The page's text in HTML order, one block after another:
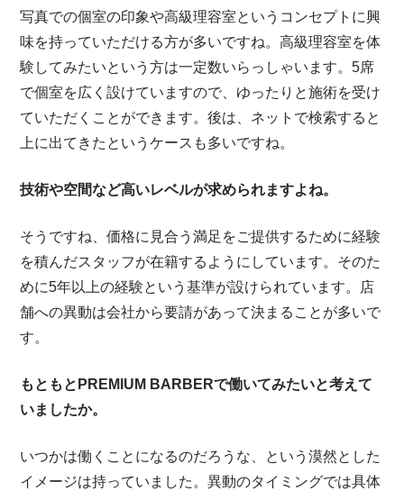
写真での個室の印象や高級理容室というコンセプトに興
味を持っていただける方が多いですね。高級理容室を体
験してみたいという方は一定数いらっしゃいます。5席
で個室を広く設けていますので、ゆったりと施術を受け
ていただくことができます。後は、ネットで検索すると
上に出てきたというケースも多いですね。
技術や空間など高いレベルが求められますよね。
そうですね、価格に見合う満足をご提供するために経験
を積んだスタッフが在籍するようにしています。そのた
めに5年以上の経験という基準が設けられています。店
舗への異動は会社から要請があって決まることが多いで
す。
もともとPREMIUM BARBERで働いてみたいと考えて
いましたか。
いつかは働くことになるのだろうな、という漠然とした
イメージは持っていました。異動のタイミングでは具体